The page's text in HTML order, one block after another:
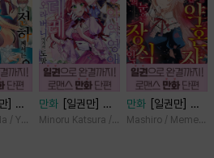
] 전
도
/ Yoko Kurosu
만화
[일권만] 기
억상실 악역 영애
Minoru Katsura / Mizune
만화
[일권만] 실
례지만 약혼자님,
Mashiro / Memeko